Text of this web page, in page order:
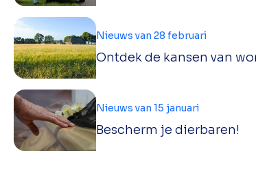
Ontdek de kansen van
Nieuws van 28 februari
Bescherm je dierbaren!
Nieuws van 15 januari